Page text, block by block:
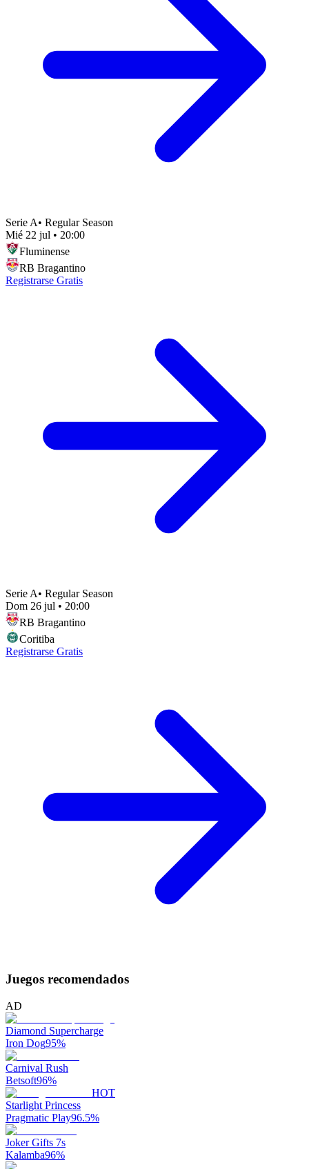
Serie A• Regular Season
Mié 22 jul • 20:00
Fluminense
RB Bragantino
Registrarse Gratis
Serie A• Regular Season
Dom 26 jul • 20:00
RB Bragantino
Coritiba
Registrarse Gratis
Juegos recomendados
AD
Diamond Supercharge
Iron Dog95%
Carnival Rush
Betsoft96%
HOT
Starlight Princess
Pragmatic Play96.5%
Joker Gifts 7s
Kalamba96%